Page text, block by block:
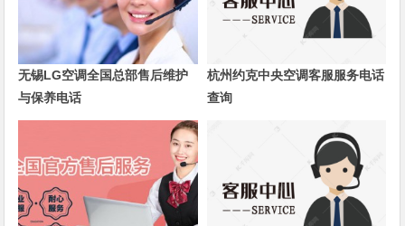
无锡LG空调全国总部售后维护
与保养电话
杭州约克中央空调客服服务电话
查询